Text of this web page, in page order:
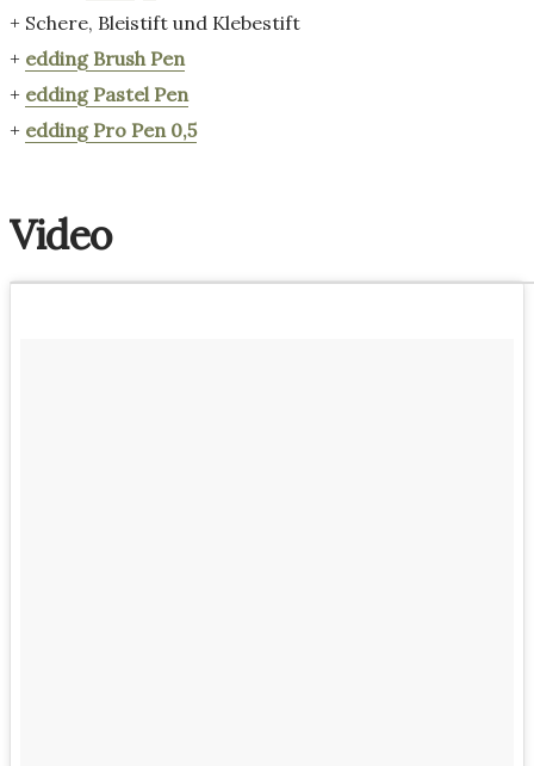
+ Schere, Bleistift und Klebestift
+ edding Brush Pen
+ edding Pastel Pen
+ edding Pro Pen 0,5
Video